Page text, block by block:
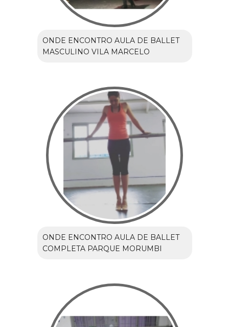
ONDE ENCONTRO AULA DE BALLET
MASCULINO VILA MARCELO
ONDE ENCONTRO AULA DE BALLET
COMPLETA PARQUE MORUMBI